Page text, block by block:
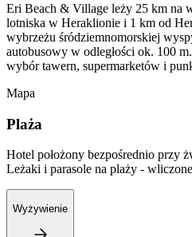
Eri Beach & Village leży 25 km na
lotniska w Heraklionie i 1 km od
wybrzeżu śródziemnomorskiej
autobusowy w odległości ok. 100
wybór tawern, supermarketów i
Mapa
Plaża
Hotel położony bezpośrednio przy
Leżaki i parasole na plaży -
Wyżywienie